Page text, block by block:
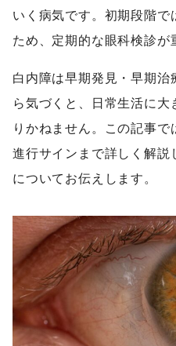
いく病気です。初期段階で
ため、定期的な眼科検診が
白内障は早期発見・早期
ら気づくと、日常生活に
りかねません。この記事
進行サインまで詳しく解
についてお伝えします。